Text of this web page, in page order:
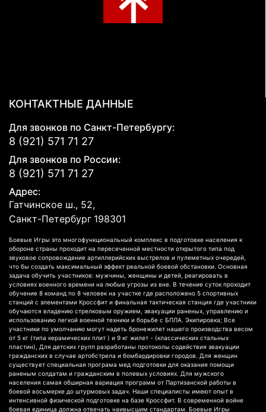
КОНТАКТНЫЕ ДАННЫЕ
Для звонков по Санкт-Петербургу:
8 (921) 571 71 27
Для звонков по России:
8 (921) 571 71 27
Адрес:
Гатчинское ш., 52,
Санкт-Петербург 198301
Боевые Игры это многофункциональный комплекс в подготовке населения к
обороне страны проходит на пересеченной местности открытого типа под
звуковое сопровождение артиллерийских выстрелов и пулеметных очередей,
что бы создать максимальный эффект реальной боевой обстановки. Основная
задача обучить участников: мужчины, женщины и детей, реагировать в
условиях военного времени на любые угрозы из вне. В течение суток проходит
обучение 8 команд по 8 человек на участке где расположено 5 спортивных
станций с элементами Кроссфит и финальная тактическая станция где участники
обучаются владению стрелковым оружием, эвакуации раненых, управлению и
использованию легкой военной техники и борьбе с БПЛА. Экипировка; Все
участники по умолчанию могут надеть бронежилет нашего производства весом
от 5 кг (типа керамических плит ) и 9 кг жилет - (классических стальных
пластин), Для детских групп разработаны протоколы содействия эвакуации
гражданских в случае артобстрела и бомбардировки городов. Для женщин
существует специальная програма мед подготовки для оказания помощи
раненым солдатам и гражданским в полевых условиях. Для мужского
населения самая обширная вариация программ от Партизанской работы в
боевой восьмерке до штурмовых задач. Наши специалисты имеют опыт в
интенсивной физической подготовке на базе Кроссфит. В современной войне
боевая единица должна отвечать наивысшим стандартам. Боевые Игры